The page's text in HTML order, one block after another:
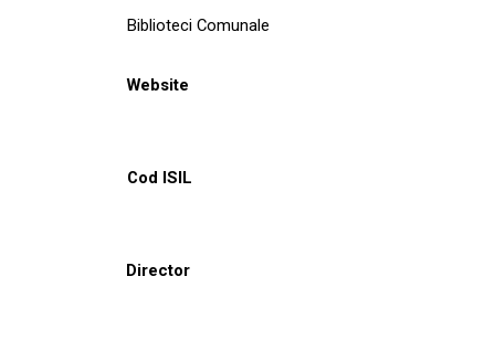
NOUTĂȚI
Biblioteci Comunale
Website
Cod ISIL
Director